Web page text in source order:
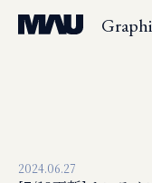
2024.06.27